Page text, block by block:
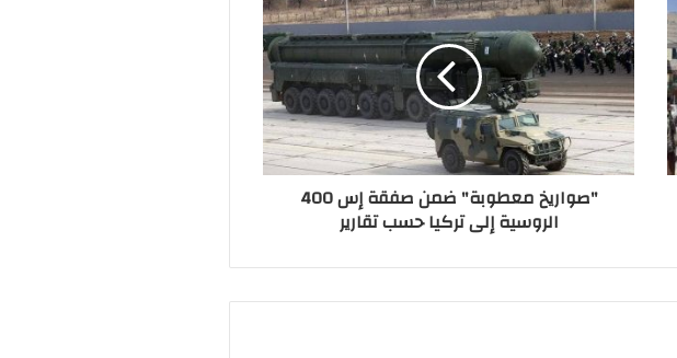
"صواريخ معطوبة" ضمن صفقة إس 400
الروسية إلى تركيا حسب تقارير